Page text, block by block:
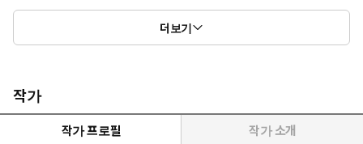
오만하고 도도했던 여자는 눈빛마저 침착하고 단정하였는데,
주혁은 여전히 그 모습을 흐트러뜨리고 싶었다.
더보기
작가
작가 프로필 작가 소개